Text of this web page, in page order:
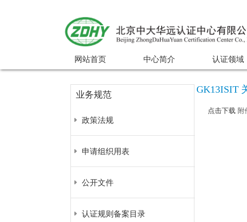
网站首页 中心简介 认证领域
GK13ISIT
点击下载附
业务规范
政策法规
申请组织用表
公开文件
认证规则备案目录